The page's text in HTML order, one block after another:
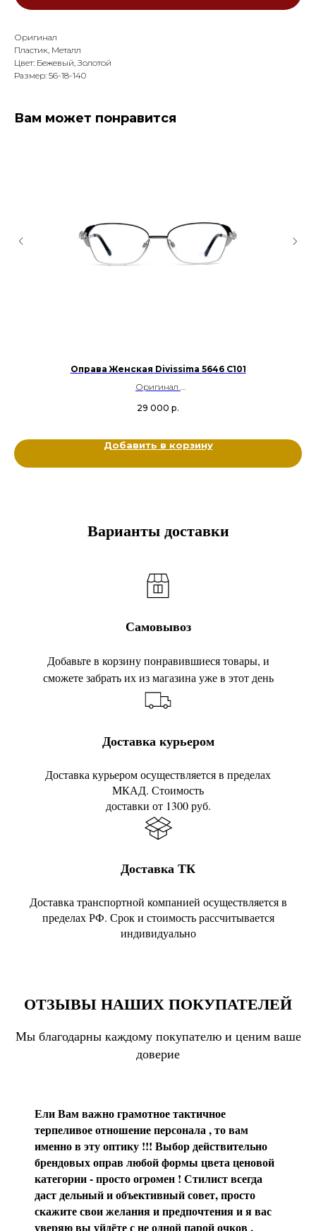
Оригинал
Пластик, Металл
Цвет: Бежевый, Золотой
Размер: 56-18-140
Вам может понравится
Оправа Женская Divissima 5646 С101
Оригинал
Цвет: Серебряный, Черный
29 000 р.
Добавить в корзину
Варианты доставки
Самовывоз
Добавьте в корзину понравившиеся товары, и
сможете забрать их из магазина уже в этот день
Доставка курьером
Доставка курьером осуществляется в пределах
МКАД. Стоимость
доставки от 1300 руб.
Доставка ТК
Доставка транспортной компанией осуществляется в
пределах РФ. Срок и стоимость рассчитывается
индивидуально
ОТЗЫВЫ НАШИХ ПОКУПАТЕЛЕЙ
Мы благодарны каждому покупателю и ценим ваше
доверие
Ели Вам важно грамотное тактичное
терпеливое отношение персонала , то вам
именно в эту оптику !!! Выбор действительно
брендовых оправ любой формы цвета ценовой
категории - просто огромен ! Стилист всегда
даст дельный и объективный совет, просто
скажите свои желания и предпочтения и я вас
уверяю вы уйдёте с не одной парой очков ,